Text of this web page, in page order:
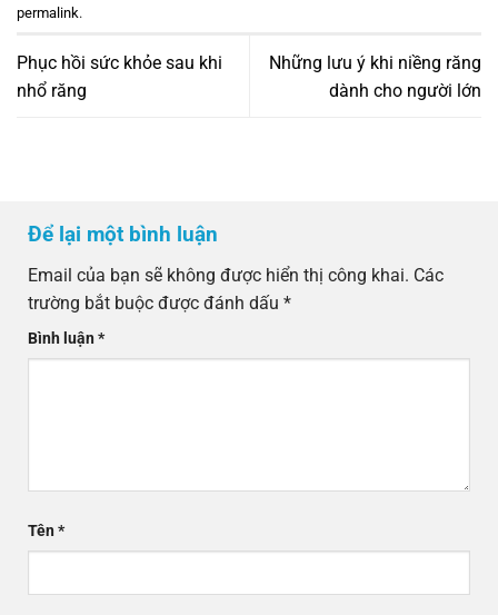
permalink.
Phục hồi sức khỏe sau khi
nhổ răng
Những lưu ý khi niềng răng
dành cho người lớn
Để lại một bình luận
Email của bạn sẽ không được hiển thị công khai. Các
trường bắt buộc được đánh dấu *
Bình luận*
Tên*